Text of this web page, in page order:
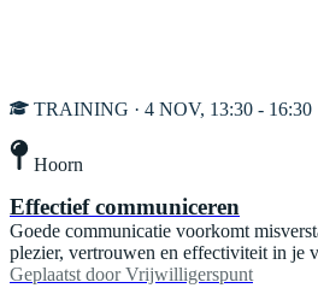
TRAINING · 4 NOV, 13:30 - 16:30
Hoorn
Effectief communiceren
Goede communicatie voorkomt
plezier, vertrouwen en effectiviteit in je
Geplaatst door Vrijwilligerspunt